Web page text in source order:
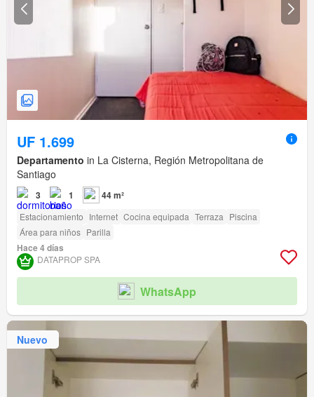
UF 1.699
Departamento in La Cisterna, Región Metropolitana de
Santiago
3 1 44 m²
Estacionamiento Internet Cocina equipada Terraza Piscina
Área para niños Parilla
Hace 4 días
DATAPROP SPA
WhatsApp
Nuevo